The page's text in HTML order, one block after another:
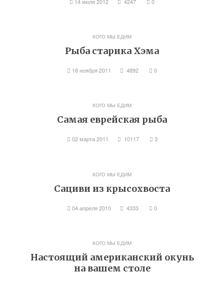
КОГО МЫ ЕДИМ
Рыба старика Хэма
18 ноября 2011 4892 0
КОГО МЫ ЕДИМ
Самая еврейская рыба
02 марта 2011 10117 3
КОГО МЫ ЕДИМ
Сациви из крысохвоста
04 апреля 2010 4333 0
КОГО МЫ ЕДИМ
Настоящий американский окунь
на вашем столе